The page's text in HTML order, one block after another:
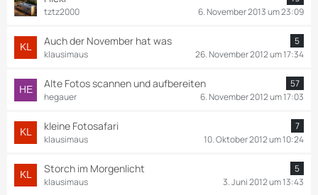
tztz2000
6. November 2013 um 23:09
Auch der November hat was
5
klausimaus
26. November 2012 um 17:34
Alte Fotos scannen und aufbereiten
57
hegauer
6. November 2012 um 17:03
kleine Fotosafari
7
klausimaus
10. Oktober 2012 um 10:24
Storch im Morgenlicht
5
klausimaus
3. Juni 2012 um 13:43